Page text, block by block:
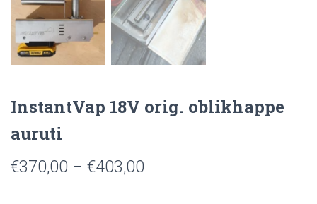
InstantVap 18V orig. oblikhappe
auruti
€370,00 – €403,00